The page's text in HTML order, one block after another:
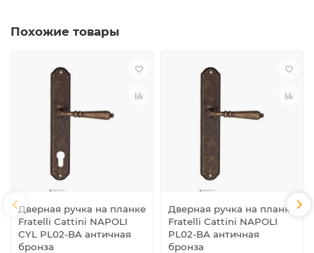
Похожие товары
Дверная ручка на планке
Fratelli Cattini NAPOLI
CYL PL02-BA античная
бронза
Дверная ручка на планке
Fratelli Cattini NAPOLI
PL02-BA античная
бронза